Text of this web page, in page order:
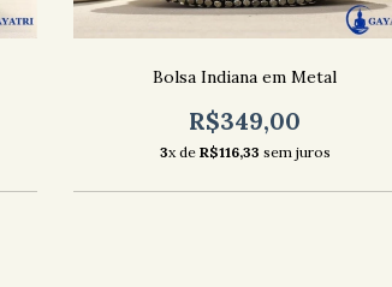
Bolsa Indiana em Metal
R$349,00
3x de R$116,33 sem juros